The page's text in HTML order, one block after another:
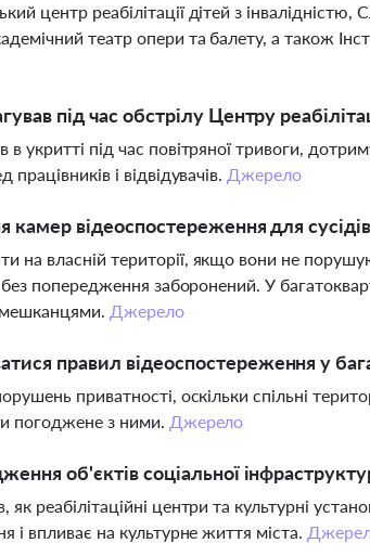
центр реабілітації дітей з
театр опери та балету, а також
під час обстрілу Центру
в укритті під час повітряної тривоги,
і відвідувачів. Джерело
камер відеоспостереження для сусідів
власній території, якщо вони не
без попередження заборонений. У
Джерело
правил відеоспостереження у
приватності, оскільки спільні
погоджене з ними. Джерело
об'єктів соціальної
реабілітаційні центри та культурні
і впливає на культурне життя міста.